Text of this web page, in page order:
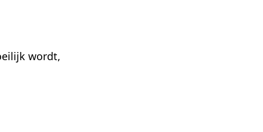
wordt,